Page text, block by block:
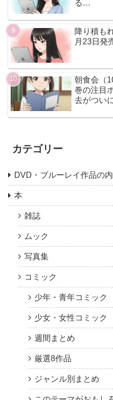
る…
降り積も
月23日発
朝食会（
巻の注目
去がつい
カテゴリー
DVD・ブルーレイ作品の
本
雑誌
ムック
写真集
コミック
少年・青年コミック
少女・女性コミック
週間まとめ
厳選8作品
ジャンル別まとめ